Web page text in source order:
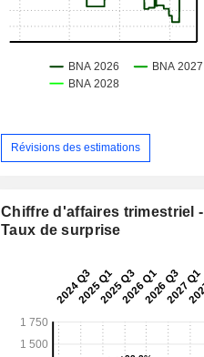
Révisions des estimations
Chiffre d'affaires trimestriel -
Taux de surprise